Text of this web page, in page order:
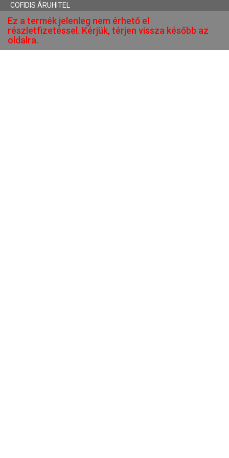
COFIDIS ÁRUHITEL
Ez a termék jelenleg nem érhető el
részletfizetéssel. Kérjük, térjen vissza később az
oldalra.